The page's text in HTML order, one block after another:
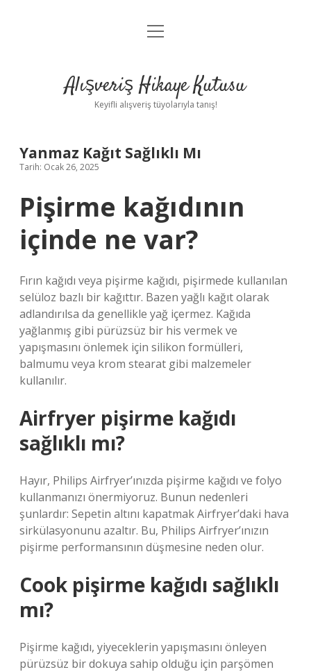
Anasayfa
Yasal Uyarı
menüyü
Alışveriş Hikaye Kutusu
Keyifli alışveriş tüyolarıyla tanış!
Yanmaz Kağıt Sağlıklı Mı
Tarih: Ocak 26, 2025
Pişirme kağıdının
içinde ne var?
Fırın kağıdı veya pişirme kağıdı, pişirmede kullanılan
selüloz bazlı bir kağıttır. Bazen yağlı kağıt olarak
adlandırılsa da genellikle yağ içermez. Kağıda
yağlanmış gibi pürüzsüz bir his vermek ve
yapışmasını önlemek için silikon formülleri,
balmumu veya krom stearat gibi malzemeler
kullanılır.
Airfryer pişirme kağıdı
sağlıklı mı?
Hayır, Philips Airfryer’ınızda pişirme kağıdı ve folyo
kullanmanızı önermiyoruz. Bunun nedenleri
şunlardır: Sepetin altını kapatmak Airfryer’daki hava
sirkülasyonunu azaltır. Bu, Philips Airfryer’ınızın
pişirme performansının düşmesine neden olur.
Cook pişirme kağıdı sağlıklı
mı?
Pişirme kağıdı, yiyeceklerin yapışmasını önleyen
pürüzsüz bir dokuya sahip olduğu için parşömen